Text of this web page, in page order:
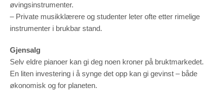
øvingsinstrumenter.
– Private musikklærere og studenter leter ofte etter rimelige
instrumenter i brukbar stand.
Gjensalg
Selv eldre pianoer kan gi deg noen kroner på bruktmarkedet.
En liten investering i å synge det opp kan gi gevinst – både
økonomisk og for planeten.